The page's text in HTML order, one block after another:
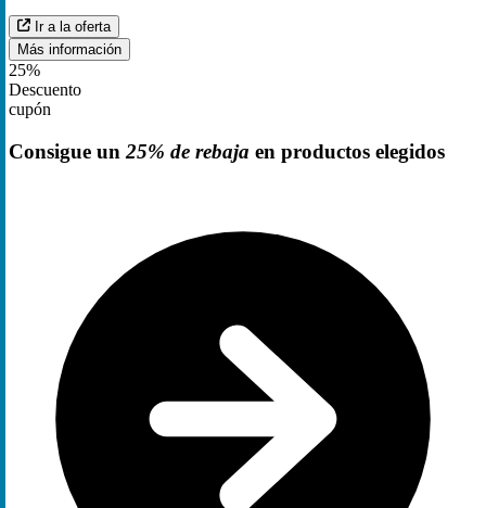
Ir a la oferta
Más información
25%
Descuento
cupón
Consigue un 25% de rebaja en productos elegidos